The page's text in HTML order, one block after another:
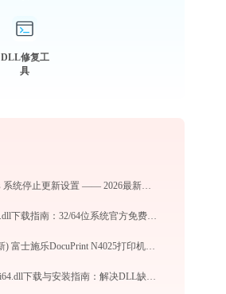
DLL修复工
具
Windows 系统停止更新设置 —— 2026最新通用禁用方法
win32spl.dll下载指南：32/64位系统官方免费版DLL文件修复教程
(2026最新) 富士施乐DocuPrint N4025打印机连接问题解决方法 - 金山毒霸
steam_api64.dll下载与安装指南：解决DLL缺失问题的专业方法